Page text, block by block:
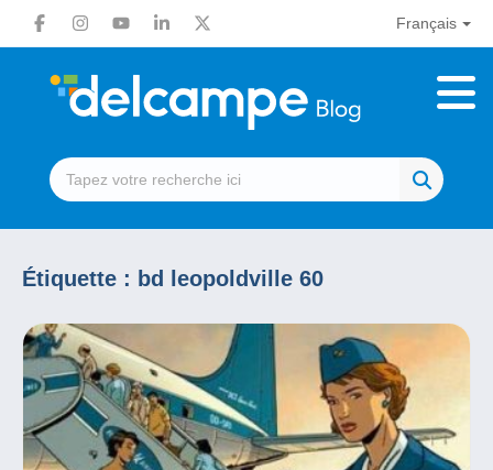
Français
Étiquette : bd leopoldville 60